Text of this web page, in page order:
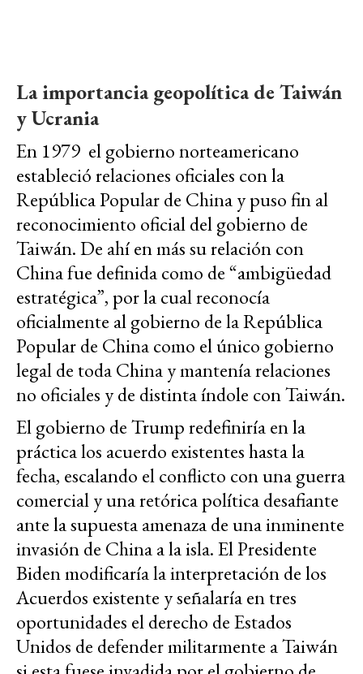
La importancia geopolítica de Taiwán
y Ucrania
En 1979 el gobierno norteamericano
estableció relaciones oficiales con la
República Popular de China y puso fin al
reconocimiento oficial del gobierno de
Taiwán. De ahí en más su relación con
China fue definida como de “ambigüedad
estratégica”, por la cual reconocía
oficialmente al gobierno de la República
Popular de China como el único gobierno
legal de toda China y mantenía relaciones
no oficiales y de distinta índole con Taiwán.
El gobierno de Trump redefiniría en la
práctica los acuerdo existentes hasta la
fecha, escalando el conflicto con una guerra
comercial y una retórica política desafiante
ante la supuesta amenaza de una inminente
invasión de China a la isla. El Presidente
Biden modificaría la interpretación de los
Acuerdos existente y señalaría en tres
oportunidades el derecho de Estados
Unidos de defender militarmente a Taiwán